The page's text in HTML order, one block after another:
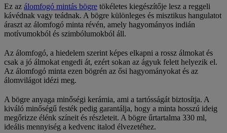
Ez az álomfogó mintás bögre tökéletes kiegészítője lesz a reggeli
kávédnak vagy teádnak. A bögre különleges és misztikus hangulatot
áraszt az álomfogó minta révén, amely hagyományos indián
motívumokból és szimbólumokból áll.
Az álomfogó, a hiedelem szerint képes elkapni a rossz álmokat és
csak a jó álmokat engedi át, ezért sokan az ágyuk felett helyezik el.
Az álomfogó minta ezen bögrén az ősi hagyományokat és az
álomvilágot idézi meg.
A bögre anyaga minőségi kerámia, ami a tartósságát biztosítja. A
kiváló minőségű festék pedig garantálja, hogy a minta hosszú ideig
megőrizze élénk színeit és részleteit. A bögre űrtartalma 330 ml,
ideális mennyiség a kedvenc italod élvezetéhez.